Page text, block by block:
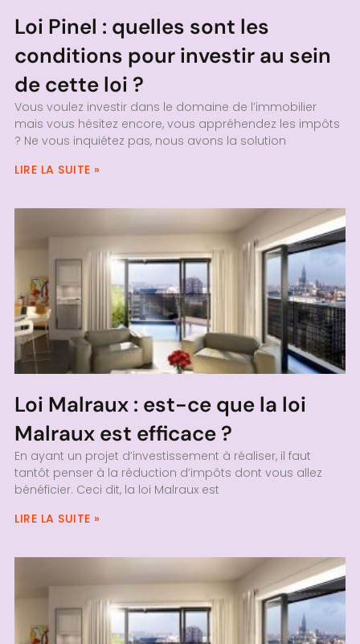
Loi Pinel : quelles sont les
conditions pour investir au sein
de cette loi ?
Vous voulez investir dans le domaine de l’immobilier
mais vous hésitez encore, vous appréhendez les impôts
? Ne vous inquiétez pas, nous avons la solution
LIRE LA SUITE »
Loi Malraux : est-ce que la loi
Malraux est efficace ?
En ayant un projet d’investissement à réaliser, il faut
tantôt penser à la réduction d’impôts dont vous allez
bénéficier. Ceci dit, la loi Malraux est
LIRE LA SUITE »